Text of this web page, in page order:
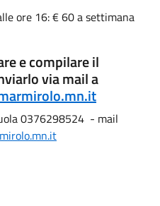
ore 16: € 60 a settimana
e compilare il
via mail a
0376298524 - mail